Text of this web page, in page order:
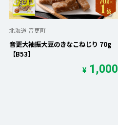
北海道 音更町
音更大袖振大豆のきなこねじり 70g
【B53】
¥1,000